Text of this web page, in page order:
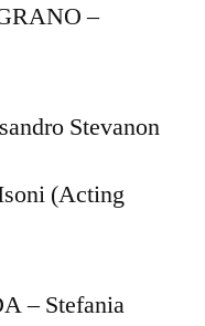
–
Stevanon
(Acting
– Stefania